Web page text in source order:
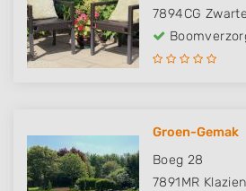
7894CG
Groen-Gemak
Boeg 28
7891MR